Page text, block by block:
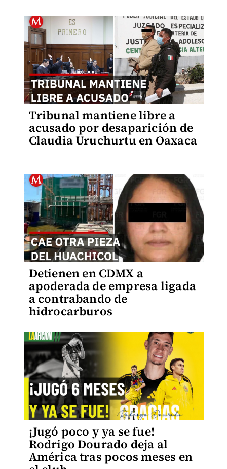
Tribunal mantiene libre a
acusado por desaparición de
Claudia Uruchurtu en Oaxaca
Detienen en CDMX a
apoderada de empresa ligada
a contrabando de
hidrocarburos
¡Jugó poco y ya se fue!
Rodrigo Dourado deja al
América tras pocos meses en